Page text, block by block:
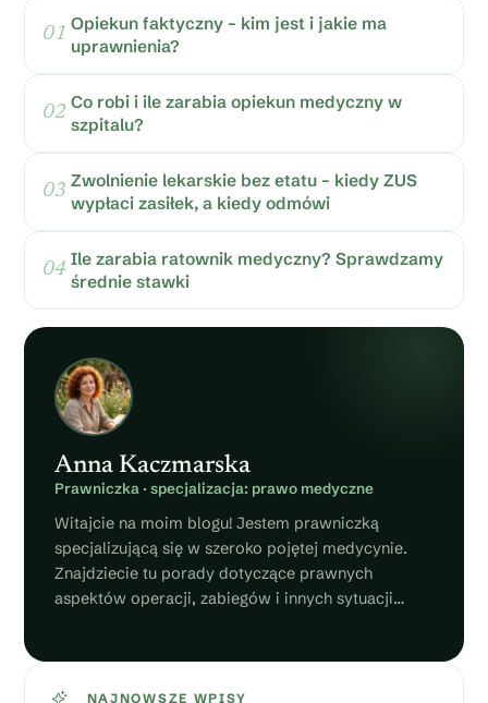
Opiekun faktyczny – kim jest i jakie ma
uprawnienia?
Co robi i ile zarabia opiekun medyczny w
szpitalu?
Zwolnienie lekarskie bez etatu – kiedy ZUS
wypłaci zasiłek, a kiedy odmówi
Ile zarabia ratownik medyczny? Sprawdzamy
średnie stawki
Anna Kaczmarska
Prawniczka · specjalizacja: prawo medyczne
Witajcie na moim blogu! Jestem prawniczką
specjalizującą się w szeroko pojętej medycynie.
Znajdziecie tu porady dotyczące prawnych
aspektów operacji, zabiegów i innych sytuacji
NAJNOWSZE WPISY